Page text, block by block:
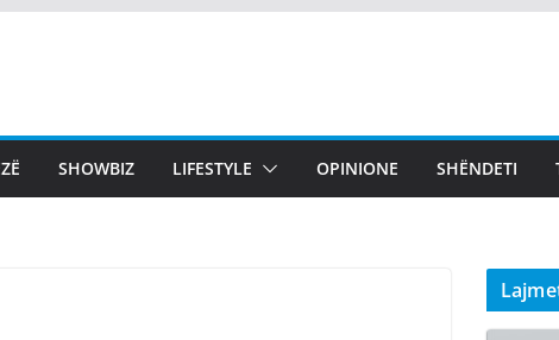
SHOWBIZ LIFESTYLE OPINIONE SHËNDETI